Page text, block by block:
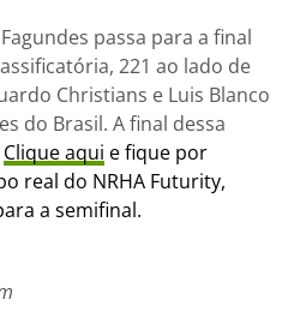
passa para a final
221 ao lado de
Christians e Luis Blanco
do Brasil. A final dessa
Clique aqui e fique por
real do NRHA Futurity,
a semifinal.